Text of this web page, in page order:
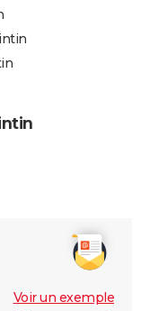
Voir un exemple